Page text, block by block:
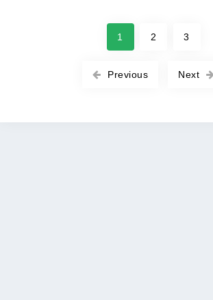
Previous
1 2 3
Next